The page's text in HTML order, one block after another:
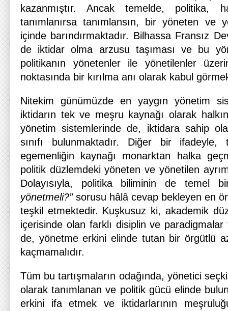
kazanmıştır. Ancak temelde, politika,
tanımlanırsa tanımlansın, bir yöneten ve
içinde barındırmaktadır. Bilhassa Fransız
de iktidar olma arzusu taşıması ve bu
politikanın yönetenler ile yönetilenler
noktasında bir kırılma anı olarak kabul
Nitekim günümüzde en yaygın yönetim
iktidarın tek ve meşru kaynağı olarak
yönetim sistemlerinde de, iktidara sahip
sınıfı bulunmaktadır. Diğer bir
egemenliğin kaynağı monarktan halka
politik düzlemdeki yöneten ve yönetilen
Dolayısıyla, politika biliminin de temel
yönetmeli?”sorusu hâlâ cevap bekleyen en
teşkil etmektedir. Kuşkusuz ki, akademik
içerisinde olan farklı disiplin ve paradigmalar
de, yönetme erkini elinde tutan bir örgütlü
kaçmamalıdır.
Tüm bu tartışmaların odağında, yönetici
olarak tanımlanan ve politik gücü elinde
erkini ifa etmek ve iktidarlarının